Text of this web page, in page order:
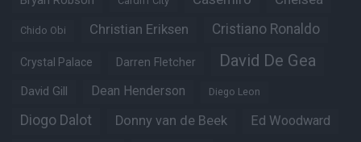
Chido Obi Christian Eriksen Cristiano Ronaldo
Crystal Palace Darren Fletcher David De Gea
David Gill Dean Henderson Diego Leon
Diogo Dalot Donny van de Beek Ed Woodward